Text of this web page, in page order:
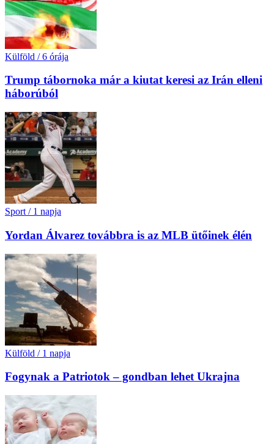
Külföld / 6 órája
Trump tábornoka már a kiutat keresi az Irán elleni
háborúból
Sport / 1 napja
Yordan Álvarez továbbra is az MLB ütőinek élén
Külföld / 1 napja
Fogynak a Patriotok – gondban lehet Ukrajna